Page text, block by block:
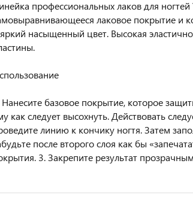
профессиональных лаков для
лаковое покрытие и
насыщенный цвет. Высокая
Нанесите базовое покрытие, которое
как следует высохнуть. Действовать
линию к кончику ногтя. Затем
после второго слоя как бы
3. Закрепите результат